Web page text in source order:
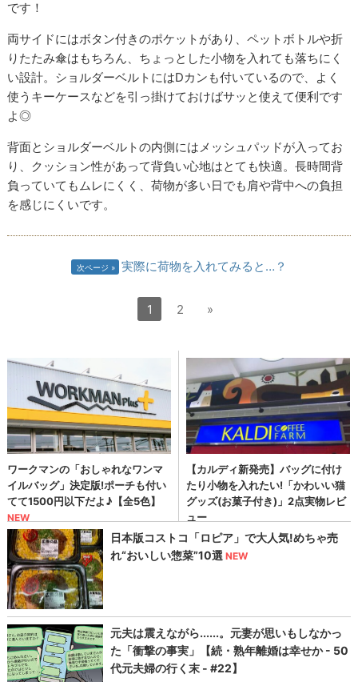
です！
両サイドにはボタン付きのポケットがあり、ペットボトルや折
りたたみ傘はもちろん、ちょっとした小物を入れても落ちにく
い設計。ショルダーベルトにはDカンも付いているので、よく
使うキーケースなどを引っ掛けておけばサッと使えて便利です
よ◎
背面とショルダーベルトの内側にはメッシュパッドが入ってお
り、クッション性があって背負い心地はとても快適。長時間背
負っていてもムレにくく、荷物が多い日でも肩や背中への負担
を感じにくいです。
次ページ 実際に荷物を入れてみると…？
1 2 »